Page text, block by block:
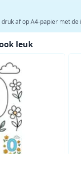
af op A4-papier met
leuk